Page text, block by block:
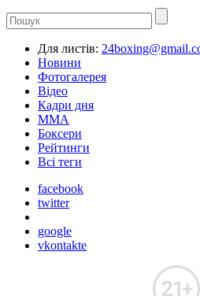
Для листів:
Новини
Фотогалерея
Відео
Кадри дня
ММА
Боксери
Рейтинги
Всі теги
facebook
twitter
google
vkontakte